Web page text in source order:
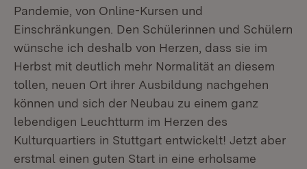
Pandemie, von Online-Kursen und
Einschränkungen. Den Schülerinnen und Schülern
wünsche ich deshalb von Herzen, dass sie im
Herbst mit deutlich mehr Normalität an diesem
tollen, neuen Ort ihrer Ausbildung nachgehen
können und sich der Neubau zu einem ganz
lebendigen Leuchtturm im Herzen des
Kulturquartiers in Stuttgart entwickelt! Jetzt aber
erstmal einen guten Start in eine erholsame